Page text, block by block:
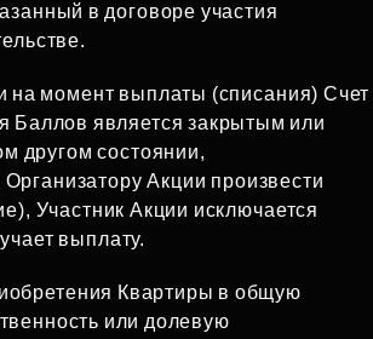
в договоре участия
на момент выплаты (списания) Счет
Баллов является закрытым или
другом состоянии,
Акции произвести
Участник Акции исключается
выплату.
Квартиры в общую
или долевую